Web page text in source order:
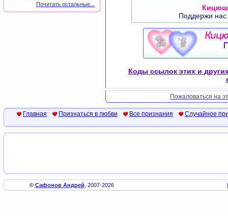
Почитать остальные...
Поддержи
Коды ссылок этих и
Пожаловаться на
Главная Признаться в любви Все признания Случайное
© Сафонов Андрей , 2007-2026